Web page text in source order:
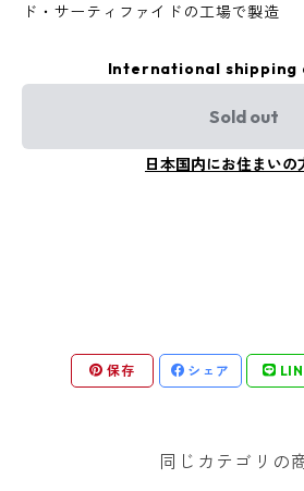
ド・サーティファイドの工場で製造
International shipping
Sold out
日本国内にお住まいの
保存 シェア
同じカテゴリの